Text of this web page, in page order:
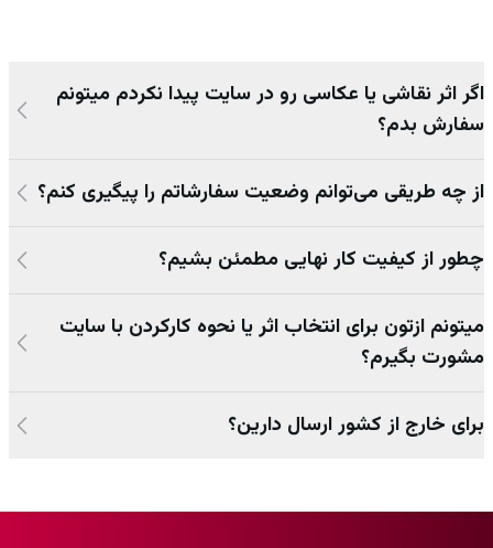
اگر اثر نقاشی یا عکاسی رو در سایت پیدا نکردم میتونم
سفارش بدم؟
از چه طریقی می‌توانم وضعیت سفارشاتم را پیگیری کنم؟
چطور از کیفیت کار نهایی مطمئن بشیم؟
میتونم ازتون برای انتخاب اثر یا نحوه کارکردن با سایت
مشورت بگیرم؟
برای خارج از کشور ارسال دارین؟